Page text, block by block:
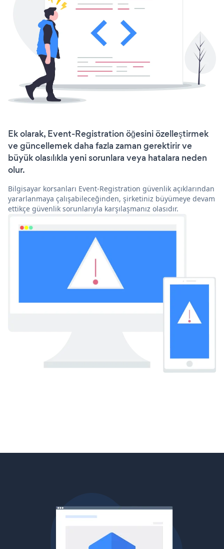
Ek olarak, Event-Registration öğesini özelleştirmek
ve güncellemek daha fazla zaman gerektirir ve
büyük olasılıkla yeni sorunlara veya hatalara neden
olur.
Bilgisayar korsanları Event-Registration güvenlik açıklarından
yararlanmaya çalışabileceğinden, şirketiniz büyümeye devam
ettikçe güvenlik sorunlarıyla karşılaşmanız olasıdır.